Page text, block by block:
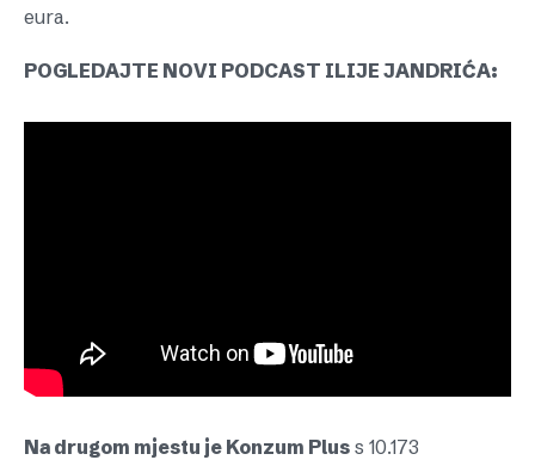
eura.
POGLEDAJTE NOVI PODCAST ILIJE JANDRIĆA:
Na drugom mjestu je Konzum Plus s 10.173